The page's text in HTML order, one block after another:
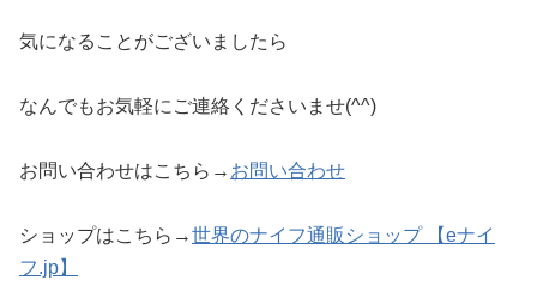
気になることがございましたら
なんでもお気軽にご連絡くださいませ(^^)
お問い合わせはこちら→ お問い合わせ
ショップはこちら→世界のナイフ通販ショップ 【eナイ
フ.jp】